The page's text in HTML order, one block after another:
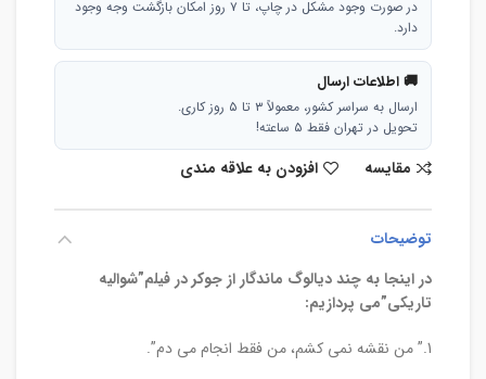
در صورت وجود مشکل در چاپ، تا ۷ روز امکان بازگشت وجه وجود
دارد.
🚚 اطلاعات ارسال
ارسال به سراسر کشور، معمولاً ۳ تا ۵ روز کاری.
تحویل در تهران فقط ۵ ساعته!
مقایسه افزودن به علاقه مندی
توضیحات
در اینجا به چند دیالوگ ماندگار از جوکر در فیلم”شوالیه
تاریکی”می پردازیم:
1.” من نقشه نمی کشم، من فقط انجام می دم”.